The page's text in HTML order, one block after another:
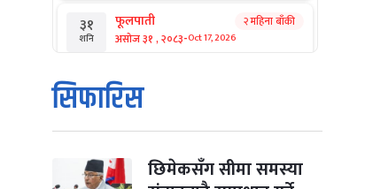
३१
शनि
फूलपाती
असोज ३१ , २०८३-Oct 17, 2026
२ महिना बाँकी
१
आइत
कार्तिक सङ्क्रान्ति
कार्तिक १, २०८३
मंगल कार्तिक ३, २०८३-Oct 20, 2026
सिफारिस
छिमेकसँग सीमा समस्या